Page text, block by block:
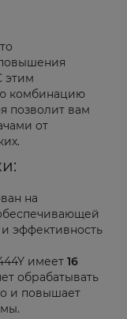
этим
комбинацию
позволит вам
от
на
эффективность
имеет 16
обрабатывать
и повышает